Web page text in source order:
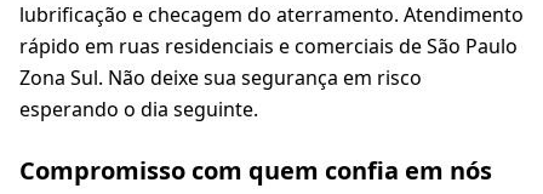
lubrificação e checagem do aterramento. Atendimento
rápido em ruas residenciais e comerciais de São Paulo
Zona Sul. Não deixe sua segurança em risco
esperando o dia seguinte.
Compromisso com quem confia em nós